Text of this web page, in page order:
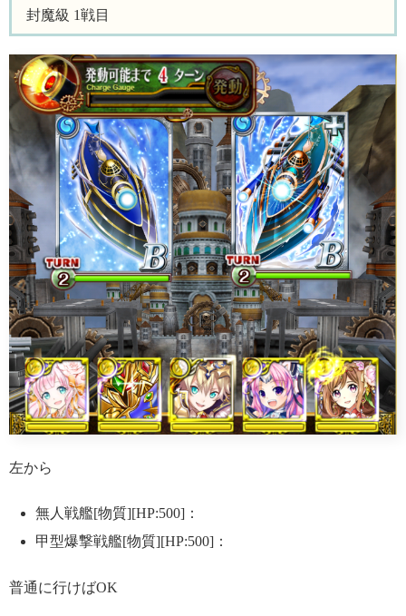
封魔級 1戦目
左から
無人戦艦[物質][HP:500]：
甲型爆撃戦艦[物質][HP:500]：
普通に行けばOK